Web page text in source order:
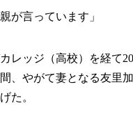
が言っています」
ッジ（高校）を経て
、やがて妻となる友里
た。